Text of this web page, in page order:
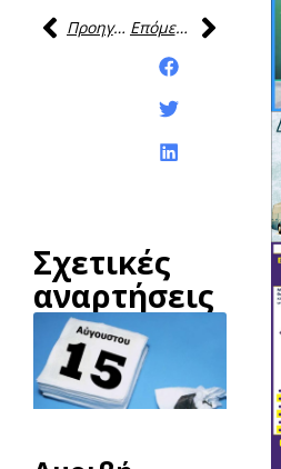
Προηγούμενη
Επόμενη
Σχετικές
αναρτήσεις